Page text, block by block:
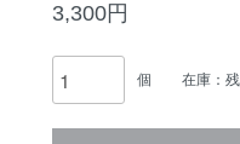
3,300円
個 在庫：